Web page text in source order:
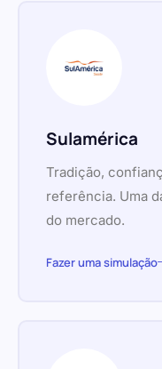
Sulamérica
Tradição,
referência. Uma
do mercado.
Fazer uma simulação